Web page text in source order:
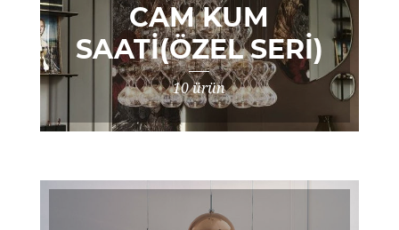
CAM KUM
SAATI(ÖZEL SERI)
10 ürün